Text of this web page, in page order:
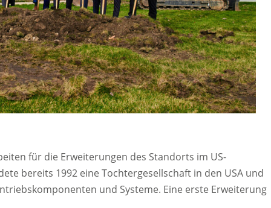
für die Erweiterungen des Standorts im US-
bereits 1992 eine Tochtergesellschaft in den USA und
und Systeme. Eine erste Erweiterung